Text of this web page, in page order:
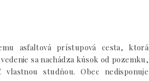
asfaltová prístupová cesta, ktorá
sa nachádza kúsok od pozemku,
studňou. Obec nedisponuje